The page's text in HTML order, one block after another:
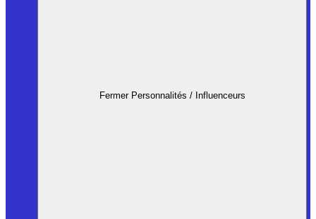
Fermer Personnalités / Influenceurs